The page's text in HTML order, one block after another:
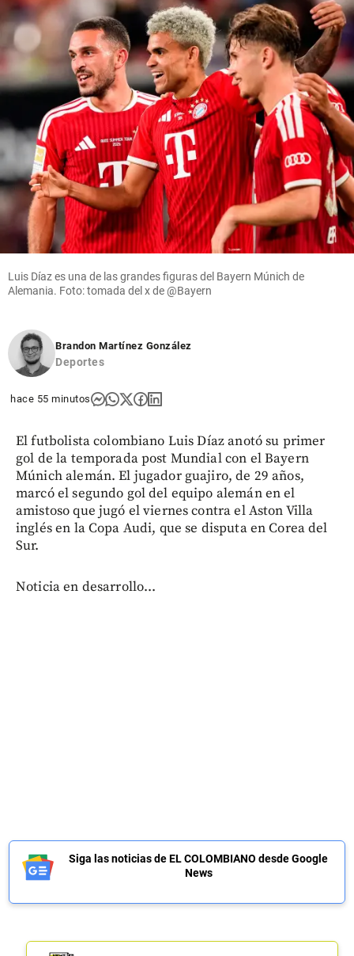
Luis Díaz es una de las grandes figuras del Bayern Múnich de
Alemania. Foto: tomada del x de @Bayern
Brandon Martínez González
Deportes
hace 55 minutos
El futbolista colombiano Luis Díaz anotó su primer
gol de la temporada post Mundial con el Bayern
Múnich alemán. El jugador guajiro, de 29 años,
marcó el segundo gol del equipo alemán en el
amistoso que jugó el viernes contra el Aston Villa
inglés en la Copa Audi, que se disputa en Corea del
Sur.
Noticia en desarrollo...
Siga las noticias de EL COLOMBIANO desde Google
News